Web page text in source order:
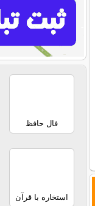
فال حافظ
استخاره با قرآن